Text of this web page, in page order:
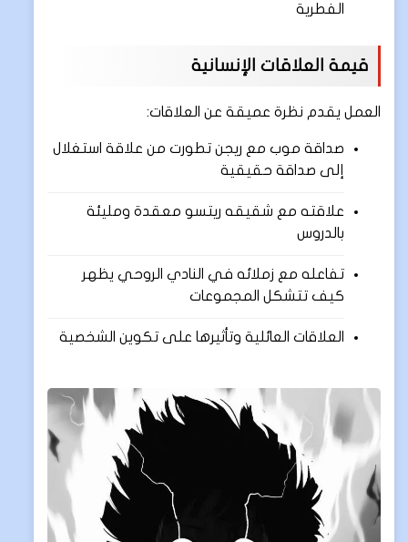
الفطرية
قيمة العلاقات الإنسانية
العمل يقدم نظرة عميقة عن العلاقات:
صداقة موب مع ريجن تطورت من علاقة استغلال
إلى صداقة حقيقية
علاقته مع شقيقه ريتسو معقدة ومليئة
بالدروس
تفاعله مع زملائه في النادي الروحي يظهر
كيف تتشكل المجموعات
العلاقات العائلية وتأثيرها على تكوين الشخصية